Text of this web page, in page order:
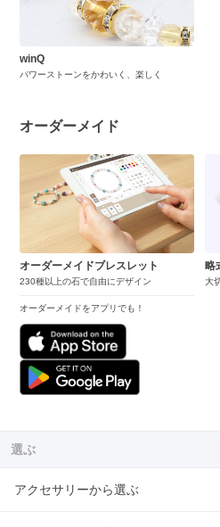
winQ
パワーストーンをかわいく、楽しく
オーダーメイド
オーダーメイドブレスレット
230種以上の石で自由にデザイン
オーダーメイドをアプリでも！
略
大
選ぶ
アクセサリーから選ぶ